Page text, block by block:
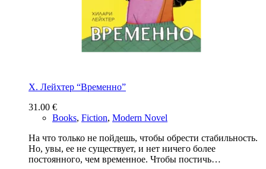
Х. Лейхтер “Временно”
31.00 €
Books, Fiction, Modern Novel
На что только не пойдешь, чтобы обрести стабильность.
Но, увы, ее не существует, и нет ничего более
постоянного, чем временное. Чтобы постичь…